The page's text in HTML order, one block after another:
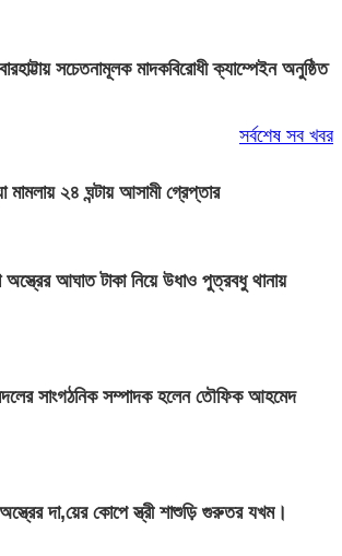
বারহাট্টায় সচেতনামূলক মাদকবিরোধী ক্যাম্পেইন অনুষ্ঠিত
সর্বশেষ সব খবর
২৪ ঘন্টায় আসামী গ্রেপ্তার
অস্ত্রের আঘাত টাকা নিয়ে উধাও পুত্রবধু থানায়
সাংগঠনিক সম্পাদক হলেন তৌফিক আহমেদ
অস্ত্রের দা,য়ের কোপে স্ত্রী শাশুড়ি গুরুতর যখম।